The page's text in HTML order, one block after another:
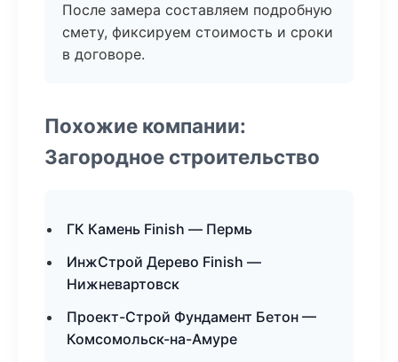
После замера составляем подробную
смету, фиксируем стоимость и сроки
в договоре.
Похожие компании:
Загородное строительство
ГК Камень Finish — Пермь
ИнжСтрой Дерево Finish —
Нижневартовск
Проект-Строй Фундамент Бетон —
Комсомольск-на-Амуре